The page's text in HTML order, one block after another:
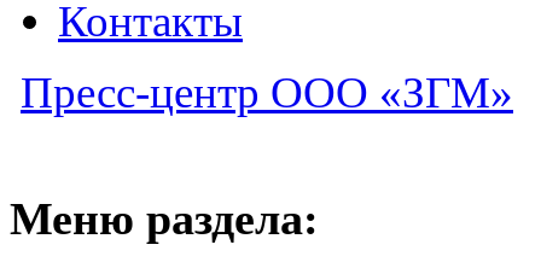
Контакты
Пресс-центр ООО «ЗГМ»
Меню раздела: